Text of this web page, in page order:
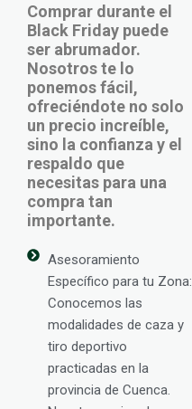
Comprar durante el
Black Friday puede
ser abrumador.
Nosotros te lo
ponemos fácil,
ofreciéndote no solo
un precio increíble,
sino la confianza y el
respaldo que
necesitas para una
compra tan
importante.
Asesoramiento
Específico para tu Zona:
Conocemos las
modalidades de caza y
tiro deportivo
practicadas en la
provincia de Cuenca.